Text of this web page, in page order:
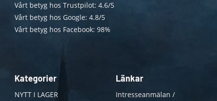
Vårt betyg hos Trustpilot: 4.6/5
Vårt betyg hos Google: 4.8/5
Vårt betyg hos Facebook: 98%
Kategorier
NYTT I LAGER
Länkar
Intresseanmälan /